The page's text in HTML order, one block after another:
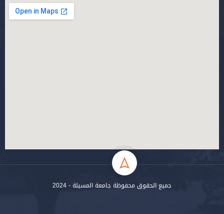
جميع الحقوق محفوظة جامعة المسيلة - 2024